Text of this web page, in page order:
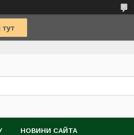
НОВИНИ САЙТА